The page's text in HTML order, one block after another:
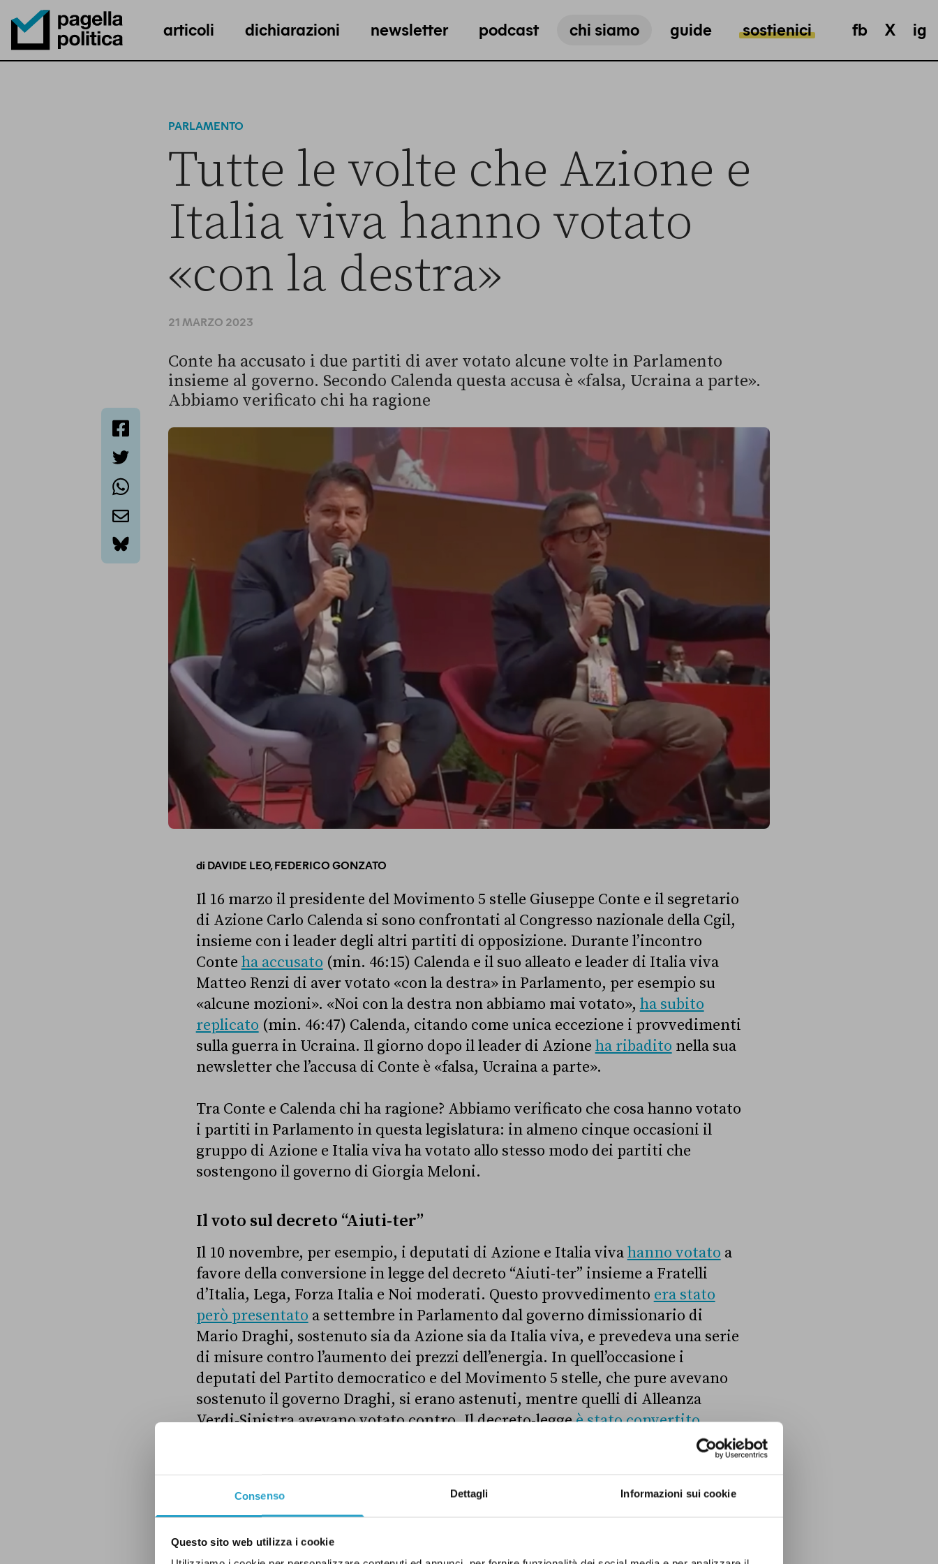
Consenso Dettagli Informazioni sui cookie
Questo sito web utilizza i cookie
Pagella Politica Logo
articoli dichiarazioni newsletter podcast chi siamo guide sostienici fb X ig
PARLAMENTO
Tutte le volte che Azione e
Italia viva hanno votato
«con la destra»
21 MARZO 2023
bluesky
Conte ha accusato i due partiti di aver votato alcune volte in Parlamento
insieme al governo. Secondo Calenda questa accusa è «falsa, Ucraina a parte».
Abbiamo verificato chi ha ragione
di DAVIDE LEO,FEDERICO GONZATO
Il 16 marzo il presidente del Movimento 5 stelle Giuseppe Conte e il segretario
di Azione Carlo Calenda si sono confrontati al Congresso nazionale della Cgil,
insieme con i leader degli altri partiti di opposizione. Durante l’incontro
Conte ha accusato (min. 46:15) Calenda e il suo alleato e leader di Italia viva
Matteo Renzi di aver votato «con la destra» in Parlamento, per esempio su
«alcune mozioni». «Noi con la destra non abbiamo mai votato», ha subito
replicato (min. 46:47) Calenda, citando come unica eccezione i provvedimenti
sulla guerra in Ucraina. Il giorno dopo il leader di Azione ha ribadito nella sua
newsletter che l’accusa di Conte è «falsa, Ucraina a parte».
Tra Conte e Calenda chi ha ragione? Abbiamo verificato che cosa hanno votato
i partiti in Parlamento in questa legislatura: in almeno cinque occasioni il
gruppo di Azione e Italia viva ha votato allo stesso modo dei partiti che
sostengono il governo di Giorgia Meloni.
Il voto sul decreto “Aiuti-ter”
Il 10 novembre, per esempio, i deputati di Azione e Italia vivahanno votato a
favore della conversione in legge del decreto “Aiuti-ter” insieme a Fratelli
d’Italia, Lega, Forza Italia e Noi moderati. Questo provvedimento era stato
però presentato a settembre in Parlamento dal governo dimissionario di
Mario Draghi, sostenuto sia da Azione sia da Italia viva, e prevedeva una serie
di misure contro l’aumento dei prezzi dell’energia. In quell’occasione i
deputati del Partito democratico e del Movimento 5 stelle, che pure avevano
sostenuto il governo Draghi, si erano astenuti, mentre quelli di Alleanza
Verdi-Sinistra avevano votato contro. Il decreto-leggeè stato convertito
definitivamente in legge dal Senato il 16 novembre. Anche in questo caso i
senatori del centrodestra e quelli di Azione-Italia viva hanno votato a favore,
mentre quelli di Alleanza Verdi-Sinistra hanno votato contro.
L’emendamento sul “merito”